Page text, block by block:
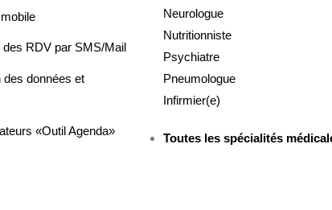
des RDV par SMS/Mail
des données et
«Outil Agenda»
Neurologue
Nutritionniste
Psychiatre
Pneumologue
Infirmier(e)
Toutes les spécialités